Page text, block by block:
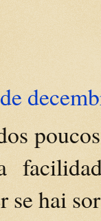
se hai